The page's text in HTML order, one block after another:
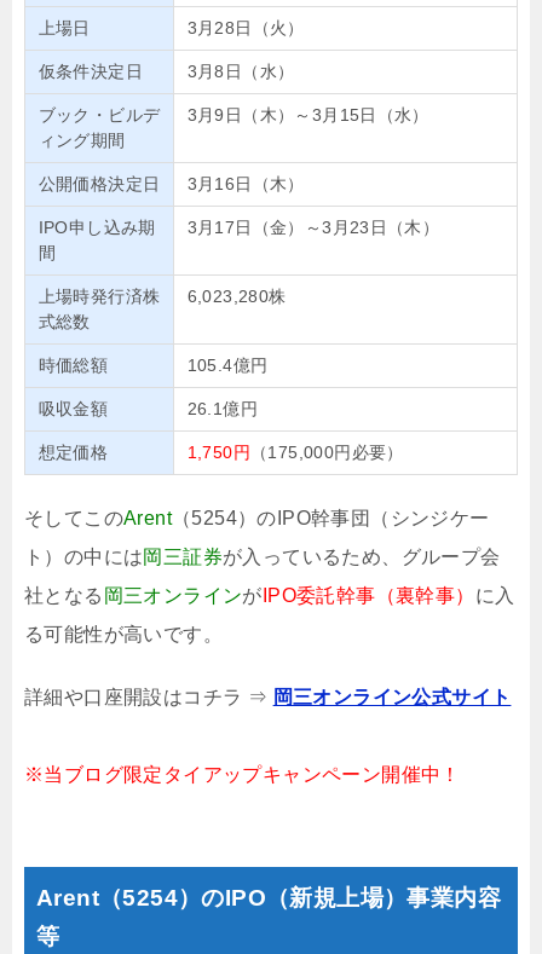
上場日 3月28日（火）
仮条件決定日 3月8日（水）
ブック・ビルデ
ィング期間
3月9日（木）～3月15日（水）
公開価格決定日 3月16日（木）
IPO申し込み期
間
3月17日（金）～3月23日（木）
上場時発行済株
式総数
6,023,280株
時価総額 105.4億円
吸収金額 26.1億円
想定価格 1,750円 （175,000円必要）
そしてこのArent（5254）のIPO幹事団（シンジケー
ト）の中には岡三証券が入っているため、グループ会
社となる 岡三オンラインが IPO委託幹事（裏幹事） に入
る可能性が高いです。
詳細や口座開設はコチラ ⇒ 岡三オンライン公式サイト
※当ブログ限定タイアップキャンペーン開催中！
Arent（5254）のIPO（新規上場）事業内容
等